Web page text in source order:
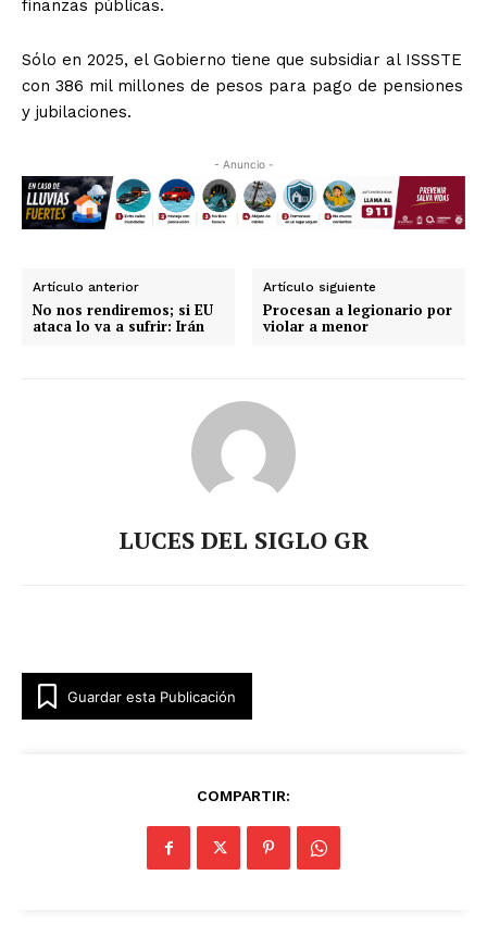
finanzas públicas.
Sólo en 2025, el Gobierno tiene que subsidiar al ISSSTE
con 386 mil millones de pesos para pago de pensiones
y jubilaciones.
- Anuncio -
Artículo anterior
No nos rendiremos; si EU
ataca lo va a sufrir: Irán
Artículo siguiente
Procesan a legionario por
violar a menor
LUCES DEL SIGLO GR
Guardar esta Publicación
COMPARTIR: